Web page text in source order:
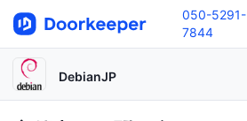
050-5291-
7844
DebianJP